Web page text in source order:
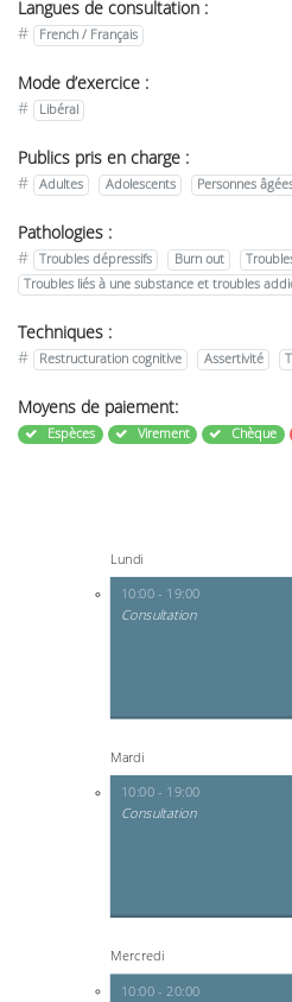
Langues de consultation :
#
French / Français
Mode d’exercice :
#
Libéral
Publics pris en charge :
#
Adultes Adolescents Personnes
Pathologies :
#
Troubles dépressifs Burn out
Troubles liés à une substance et troubles
Techniques :
#
Restructuration cognitive Assertivité
Moyens de paiement:
Espèces Virement Chèque
Lundi
10:00 - 19:00
Consultation
Mardi
10:00 - 19:00
Consultation
Mercredi
10:00 - 20:00